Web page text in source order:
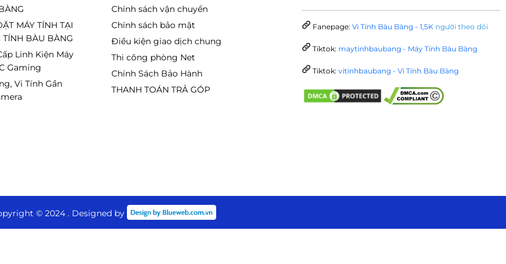
MÁY TÍNH TẠI
BÀU BÀNG
Linh Kiện Máy
Gaming
Vi Tính Gần
Chính sách vận chuyển
Chính sách bảo mật
Điều kiện giao dịch chung
Thi công phòng Net
Chính Sách Bảo Hành
THANH TOÁN TRẢ GÓP
Fanepage: Vi Tính Bàu Bàng - 1,5K người theo dõi
Tiktok: maytinhbaubang - Máy Tính Bàu Bàng
Tiktok: vitinhbaubang - Vi Tính Bàu Bàng
© 2024 . Designed by